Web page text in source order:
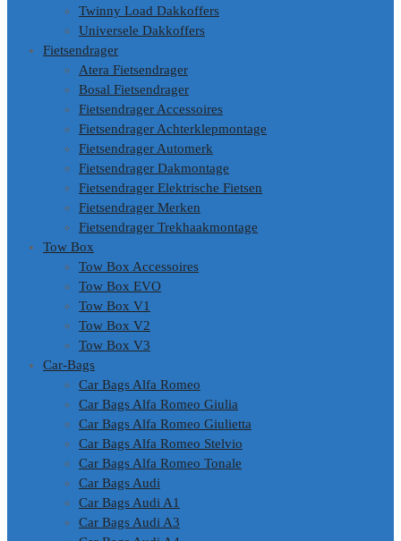
Twinny Load Dakkoffers
Universele Dakkoffers
Fietsendrager
Atera Fietsendrager
Bosal Fietsendrager
Fietsendrager Accessoires
Fietsendrager Achterklepmontage
Fietsendrager Automerk
Fietsendrager Dakmontage
Fietsendrager Elektrische Fietsen
Fietsendrager Merken
Fietsendrager Trekhaakmontage
Tow Box
Tow Box Accessoires
Tow Box EVO
Tow Box V1
Tow Box V2
Tow Box V3
Car-Bags
Car Bags Alfa Romeo
Car Bags Alfa Romeo Giulia
Car Bags Alfa Romeo Giulietta
Car Bags Alfa Romeo Stelvio
Car Bags Alfa Romeo Tonale
Car Bags Audi
Car Bags Audi A1
Car Bags Audi A3